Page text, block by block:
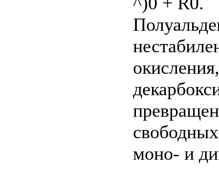
моно- и